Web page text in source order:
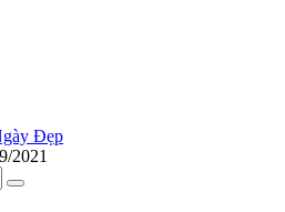
Đẹp
2021